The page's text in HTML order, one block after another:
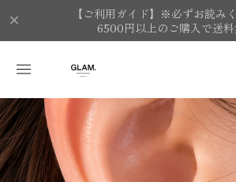
【ご利用ガイド】※必ずお読みく
6500円以上のご購入で送